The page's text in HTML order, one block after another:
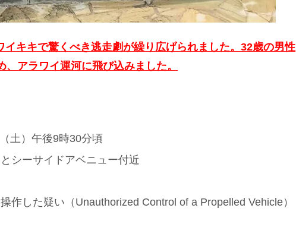
イキキで驚くべき逃走劇が繰り広げられました。32歳の男性
アラワイ運河に飛び込みました。
土）午後9時30分頃
シーサイドアベニュー付近
作した疑い（Unauthorized Control of a Propelled Vehicle）